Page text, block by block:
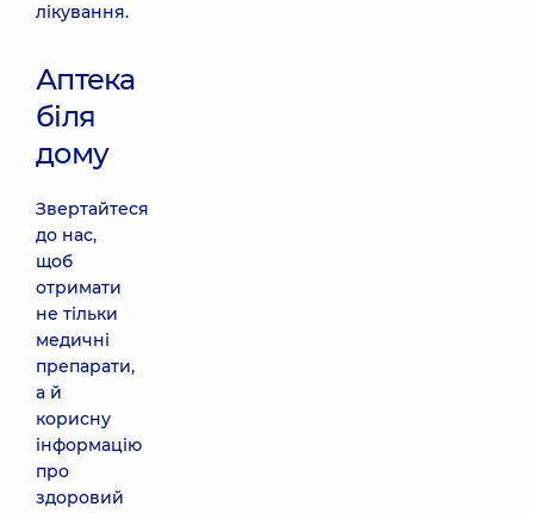
лікування.
Аптека
біля
дому
Звертайтеся
до нас,
щоб
отримати
не тільки
медичні
препарати,
а й
корисну
інформацію
про
здоровий